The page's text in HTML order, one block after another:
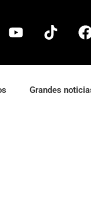
Grandes